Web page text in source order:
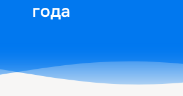
года